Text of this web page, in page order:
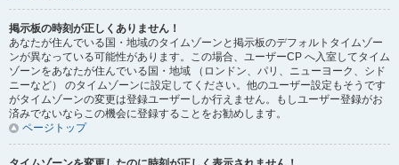
掲示板の時刻が正しくありません！
あなたが住んでいる国・地域のタイムゾーンと掲示板のデフォルトタイムゾー
ンが異なっている可能性があります。この場合、ユーザーCP へ入室してタイム
ゾーンをあなたが住んでいる国・地域 （ロンドン、パリ、ニューヨーク、シド
ニーなど） のタイムゾーンに設定してください。他のユーザー設定もそうです
がタイムゾーンの変更は登録ユーザーしか行えません。もしユーザー登録がお
済みでないならこの機会に登録することをお勧めします。
ページトップ